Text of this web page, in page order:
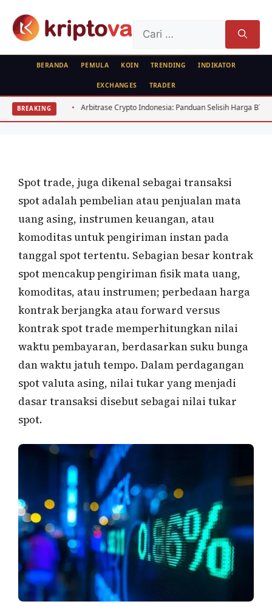
untuk:
BERANDA PEMULA KOIN TRENDING INDIKATOR
EXCHANGES TRADER
BREAKINGArbitrase Crypto Indonesia: Panduan Selisih Harga BTC ETH
FOREX
Definisi Spot Trade
Spot trade, juga dikenal sebagai transaksi
spot adalah pembelian atau penjualan mata
uang asing, instrumen keuangan, atau
komoditas untuk pengiriman instan pada
tanggal spot tertentu. Sebagian besar kontrak
spot mencakup pengiriman fisik mata uang,
komoditas, atau instrumen; perbedaan harga
kontrak berjangka atau forward versus
kontrak spot trade memperhitungkan nilai
waktu pembayaran, berdasarkan suku bunga
dan waktu jatuh tempo. Dalam perdagangan
spot valuta asing, nilai tukar yang menjadi
dasar transaksi disebut sebagai nilai tukar
spot.